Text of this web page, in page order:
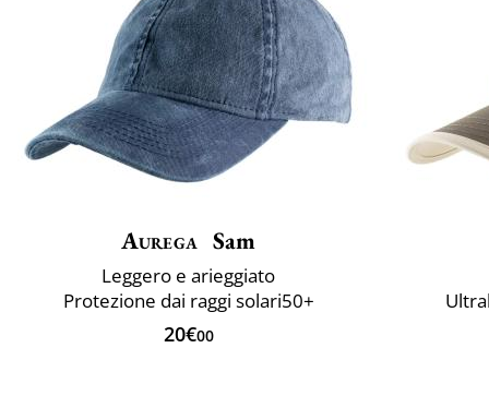
Aurega Sam
Leggero e arieggiato
Protezione dai raggi solari50+
20€00